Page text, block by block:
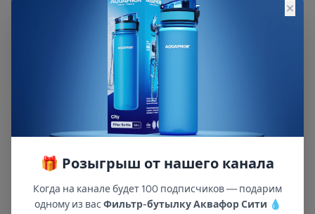
Описание и характеристики смотрите на
×
🎁 Розыгрыш от нашего канала
Когда на канале будет 100 подписчиков — подарим
одному из вас Фильтр-бутылку Аквафор Сити 💧